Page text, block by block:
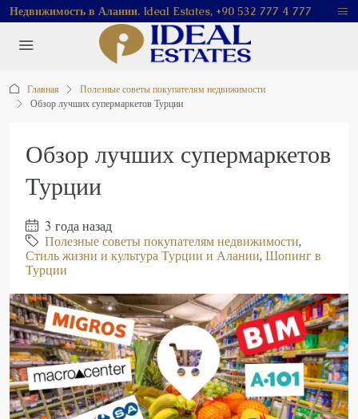
Недвижимость в Алании. Ideal Estates, +90 532 777 4 777
Главная
Полезные советы покупателям недвижимости
Обзор лучших супермаркетов Турции
Обзор лучших супермаркетов
Турции
3 года назад
Полезные советы покупателям недвижимости,
Стиль жизни и культура Турции и Алании, Шопинг в
Турции